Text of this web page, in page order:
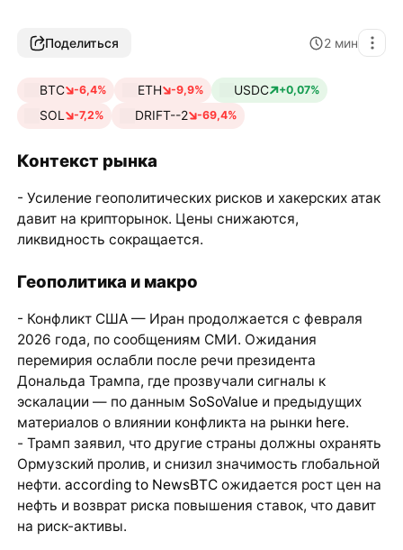
Поделиться 2 мин
BTC -6,4% ETH -9,9% USDC +0,07%
SOL -7,2% DRIFT--2 -69,4%
Контекст рынка
- Усиление геополитических рисков и хакерских атак
давит на крипторынок. Цены снижаются,
ликвидность сокращается.
Геополитика и макро
- Конфликт США — Иран продолжается с февраля
2026 года, по сообщениям СМИ. Ожидания
перемирия ослабли после речи президента
Дональда Трампа, где прозвучали сигналы к
эскалации — по данным SoSoValueи предыдущих
материалов о влиянии конфликта на рынки here.
- Трамп заявил, что другие страны должны охранять
Ормузский пролив, и снизил значимость глобальной
нефти. according to NewsBTCожидается рост цен на
нефть и возврат риска повышения ставок, что давит
на риск-активы.